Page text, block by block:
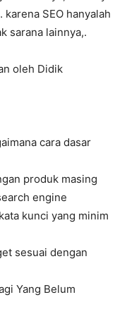
SEO hanyalah
sarana lainnya,.
oleh Didik
cara dasar
produk masing
engine
kunci yang minim
sesuai dengan
Yang Belum